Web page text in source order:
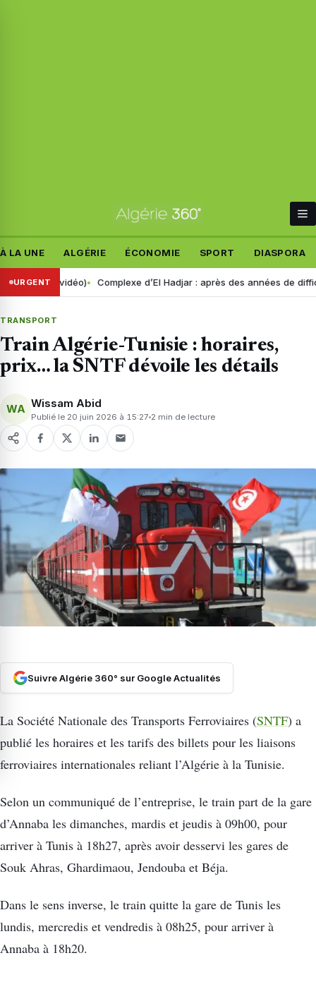
À LA UNE ALGÉRIE ÉCONOMIE SPORT DIASPORA
URGENT
(vidéo) Complexe d’El Hadjar : après des années de difficultés,
TRANSPORT
Train Algérie-Tunisie : horaires,
prix… la SNTF dévoile les détails
WA Wissam Abid
Publié le 20 juin 2026 à 15:27 2 min de lecture
Suivre Algérie 360° sur Google Actualités
La Société Nationale des Transports Ferroviaires (SNTF) a
publié les horaires et les tarifs des billets pour les liaisons
ferroviaires internationales reliant l’Algérie à la Tunisie.
Selon un communiqué de l’entreprise, le train part de la gare
d’Annaba les dimanches, mardis et jeudis à 09h00, pour
arriver à Tunis à 18h27, après avoir desservi les gares de
Souk Ahras, Ghardimaou, Jendouba et Béja.
Dans le sens inverse, le train quitte la gare de Tunis les
lundis, mercredis et vendredis à 08h25, pour arriver à
Annaba à 18h20.